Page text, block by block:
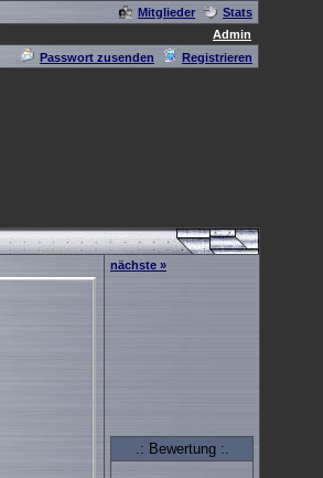
Mitglieder
Stats
Admin
Passwort zusenden Registrieren
nächste »
.: Bewertung :.